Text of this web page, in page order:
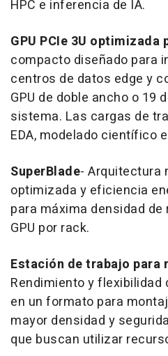
HPC e inferencia de IA.
GPU PCIe 3U optimizada
compacto diseñado para
centros de datos edge y
GPU de doble ancho o 19
sistema. Las cargas de
EDA, modelado científico
SuperBlade- Arquitectura
optimizada y eficiencia
para máxima densidad
GPU por rack.
Estación de trabajo para
Rendimiento y
en un formato para
mayor densidad y
que buscan utilizar